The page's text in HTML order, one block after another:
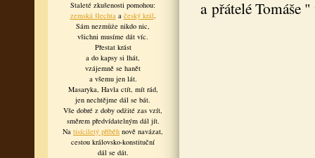
Staleté zkušenosti pomohou:
zemská šlechtaa český král.
Sám nezmůže nikdo nic,
všichni musíme dát víc.
Přestat krást
a do kapsy si lhát,
vzájemně se hanět
a všemu jen lát.
Masaryka, Havla ctít, mít rád,
jen nechtějme dál se bát.
Vše dobré z doby odžité zas vzít,
směrem předvídatelným dál jít.
Na tisíciletý příběh nově navázat,
cestou královsko-konstituční
dál se dát.
a přátelé Tomáše